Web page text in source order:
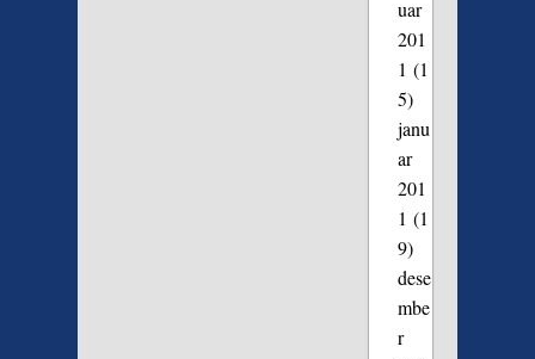
uar
201
1 (1
5)
janu
ar
201
1 (1
9)
dese
mbe
r